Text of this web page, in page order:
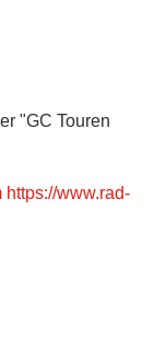
"GC Touren
https://www.rad-